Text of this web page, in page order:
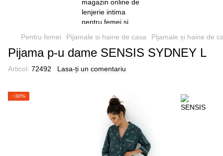
Pentru femei Pijamale si haine de casa Pijamale și haine de
Pijama p-u dame SENSIS SYDNEY L
Articol: 72492 Lasa-ți un comentariu
−30%